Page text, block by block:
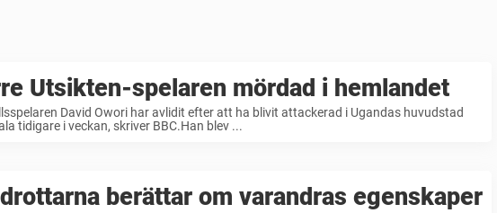
Utsikten-spelaren mördad i hemlandet
David Owori har avlidit efter att ha blivit attackerad i Ugandas huvudstad
tidigare i veckan, skriver BBC.Han blev ...
berättar om varandras egenskaper